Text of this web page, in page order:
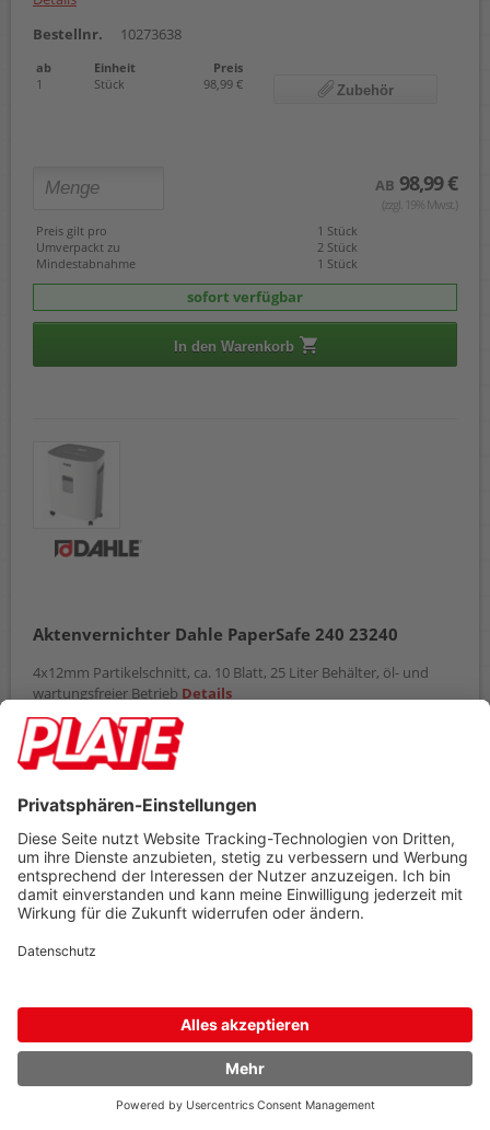
Bestellnr.
10273638
ab Einheit
Preis
1
Stück 98,99 € Zubehör
AB 98,99 €
(zzgl. 19% Mwst.)
Preis gilt pro
1 Stück
Umverpackt zu
2 Stück
Mindestabnahme
1 Stück
sofort verfügbar
In den Warenkorb
Aktenvernichter Dahle PaperSafe 240 23240
4x12mm Partikelschnitt, ca. 10 Blatt, 25 Liter Behälter, öl- und
wartungsfreier Betrieb Details
Bestellnr.
10267548
ab Einheit
AB172,99 €
(zzgl. 19% Mwst.)
Preis gilt pro
Mindestabnahme
In den Warenkorb